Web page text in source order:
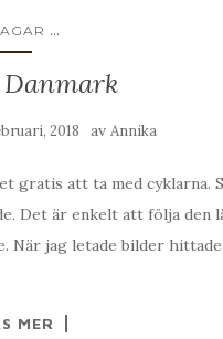
...
2018 av Annika
gratis att ta med cyklarna.
Det är enkelt att följa den
jag letade bilder
MER